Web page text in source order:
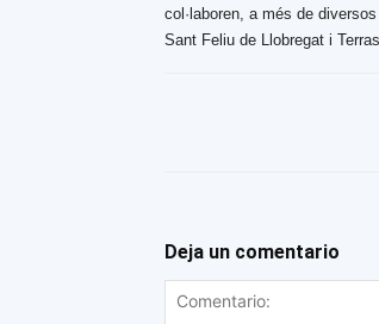
col·laboren, a més de
Sant Feliu de Llobregat i
Deja un comentario